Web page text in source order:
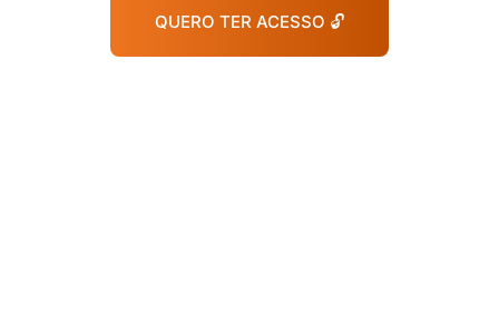
QUERO TER ACESSO 🔓